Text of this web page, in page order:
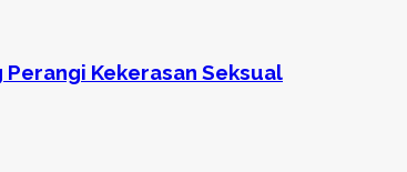
Perangi Kekerasan Seksual